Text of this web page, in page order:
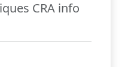
CRA info